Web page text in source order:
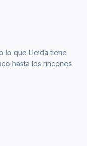
lo que Lleida tiene
hasta los rincones